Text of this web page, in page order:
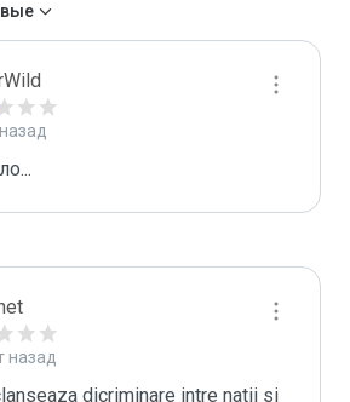
назад
dicriminare intre natii si